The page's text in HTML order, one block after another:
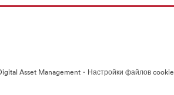
Asset Management · Настройки файлов cookie